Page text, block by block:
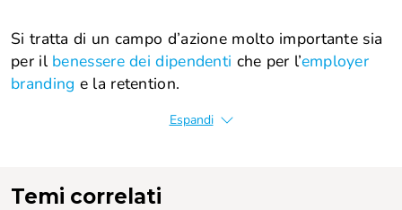
Si tratta di un campo d’azione molto importante sia
per il benessere dei dipendenti che per l’employer
branding e la retention.
Espandi
Temi correlati